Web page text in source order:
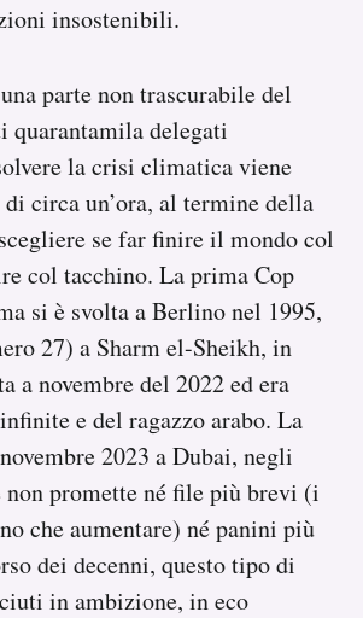
insostenibili.
parte non trascurabile del
quarantamila delegati
la crisi climatica viene
circa un’ora, al termine della
se far finire il mondo col
col tacchino. La prima Cop
si è svolta a Berlino nel 1995,
27) a Sharm el-Sheikh, in
a novembre del 2022 ed era
e del ragazzo arabo. La
2023 a Dubai, negli
promette né file più brevi (i
che aumentare) né panini più
dei decenni, questo tipo di
in ambizione, in eco